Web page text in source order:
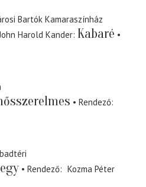
Bartók Kamaraszínház
Harold Kander Kabaré
Rendező
Rendező
Kozma Péter